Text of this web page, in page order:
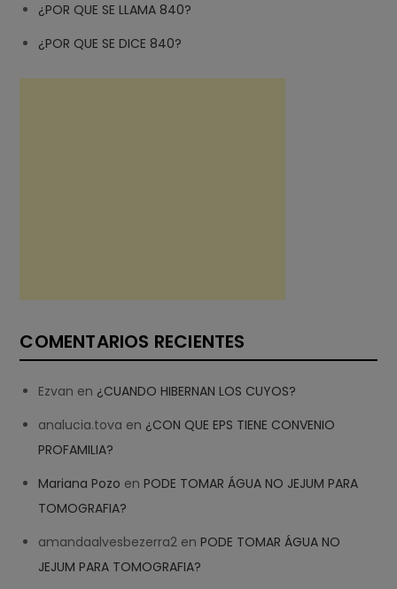
¿POR QUE SE LLAMA 840?
¿POR QUE SE DICE 840?
COMENTARIOS RECIENTES
Ezvan en ¿CUANDO HIBERNAN LOS CUYOS?
analucia.tova en ¿CON QUE EPS TIENE CONVENIO
PROFAMILIA?
Mariana Pozo enPODE TOMAR ÁGUA NO JEJUM PARA
TOMOGRAFIA?
amandaalvesbezerra2 enPODE TOMAR ÁGUA NO
JEJUM PARA TOMOGRAFIA?